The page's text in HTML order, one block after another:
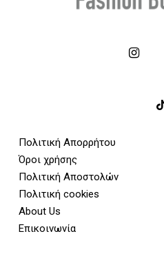
Πολιτική Απορρήτου
Όροι χρήσης
Πολιτική Αποστολών
Πολιτική cookies
About Us
Επικοινωνία